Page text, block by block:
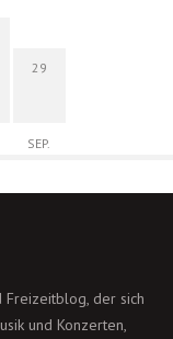
29
SEP.
Freizeitblog, der sich
und Konzerten,